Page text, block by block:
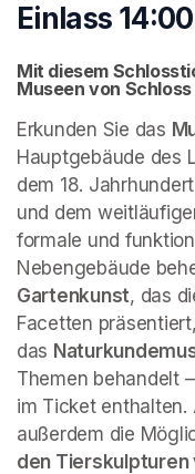
Einlass
Mit diesem
Museen von
Erkunden Sie das
Hauptgebäude des
dem 18.
und dem
formale und
Nebengebäude
Gartenkunst, das
Facetten
das
Themen behandelt
im Ticket enthalten.
außerdem die
den Tierskulpturen